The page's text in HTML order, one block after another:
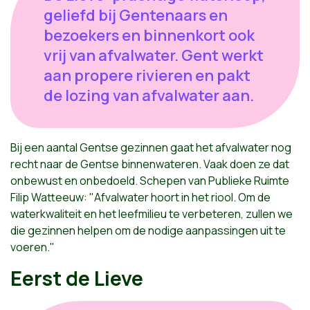
geliefd bij Gentenaars en
bezoekers en binnenkort ook
vrij van afvalwater. Gent werkt
aan propere rivieren en pakt
de lozing van afvalwater aan.
Bij een aantal Gentse gezinnen gaat het afvalwater nog
recht naar de Gentse binnenwateren. Vaak doen ze dat
onbewust en onbedoeld. Schepen van Publieke Ruimte
Filip Watteeuw: "Afvalwater hoort in het riool. Om de
waterkwaliteit en het leefmilieu te verbeteren, zullen we
die gezinnen helpen om de nodige aanpassingen uit te
voeren."
Eerst de Lieve